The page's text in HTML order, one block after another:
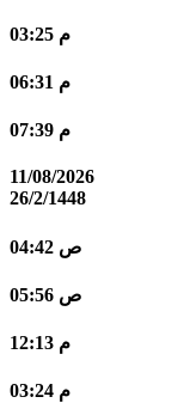
03:25 م
06:31 م
07:39 م
11/08/2026
26/2/1448
04:42 ص
05:56 ص
12:13 م
03:24 م